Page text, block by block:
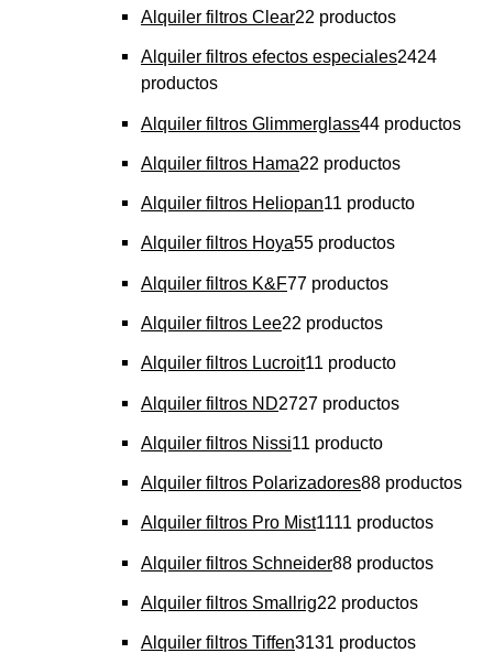
Alquiler filtros Clear22 productos
Alquiler filtros efectos especiales2424
productos
Alquiler filtros Glimmerglass44 productos
Alquiler filtros Hama22 productos
Alquiler filtros Heliopan11 producto
Alquiler filtros Hoya55 productos
Alquiler filtros K&F77 productos
Alquiler filtros Lee22 productos
Alquiler filtros Lucroit11 producto
Alquiler filtros ND2727 productos
Alquiler filtros Nissi11 producto
Alquiler filtros Polarizadores88 productos
Alquiler filtros Pro Mist1111 productos
Alquiler filtros Schneider88 productos
Alquiler filtros Smallrig22 productos
Alquiler filtros Tiffen3131 productos